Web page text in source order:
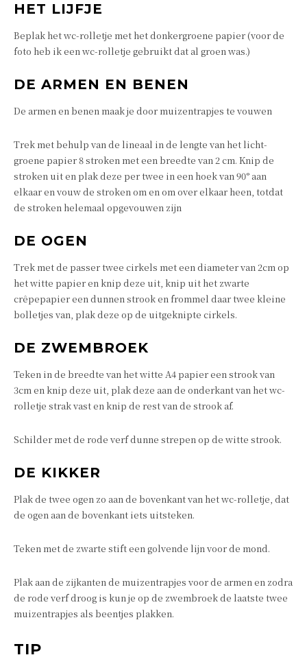
HET LIJFJE
Beplak het wc-rolletje met het donkergroene papier (voor de
foto heb ik een wc-rolletje gebruikt dat al groen was.)
DE ARMEN EN BENEN
De armen en benen maak je door muizentrapjes te vouwen
Trek met behulp van de lineaal in de lengte van het licht-
groene papier 8 stroken met een breedte van 2 cm. Knip de
stroken uit en plak deze per twee in een hoek van 90° aan
elkaar en vouw de stroken om en om over elkaar heen, totdat
de stroken helemaal opgevouwen zijn
DE OGEN
Trek met de passer twee cirkels met een diameter van 2cm op
het witte papier en knip deze uit, knip uit het zwarte
crêpepapier een dunnen strook en frommel daar twee kleine
bolletjes van, plak deze op de uitgeknipte cirkels.
DE ZWEMBROEK
Teken in de breedte van het witte A4 papier een strook van
3cm en knip deze uit, plak deze aan de onderkant van het wc-
rolletje strak vast en knip de rest van de strook af.
Schilder met de rode verf dunne strepen op de witte strook.
DE KIKKER
Plak de twee ogen zo aan de bovenkant van het wc-rolletje, dat
de ogen aan de bovenkant iets uitsteken.
Teken met de zwarte stift een golvende lijn voor de mond.
Plak aan de zijkanten de muizentrapjes voor de armen en zodra
de rode verf droog is kun je op de zwembroek de laatste twee
muizentrapjes als beentjes plakken.
TIP